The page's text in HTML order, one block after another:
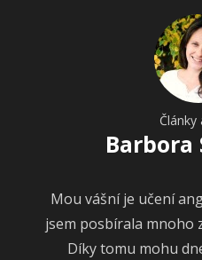
Články
Barbora
Mou vášní je učení
jsem posbírala mnoho
Díky tomu mohu